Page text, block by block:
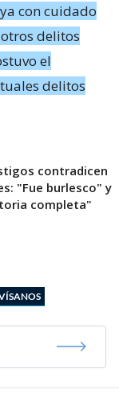
con cuidado
delitos
el
delitos
contradicen
"Fue burlesco" y
completa"